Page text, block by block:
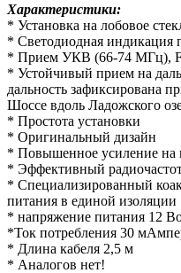
Характеристики:
* Установка на лобовое
* Светодиодная индикация
* Прием УКВ (66-74 МГц),
* Устойчивый прием на
дальность зафиксирована
Шоссе вдоль Ладожского
* Простота установки
* Оригинальный дизайн
* Повышенное усиление на
* Эффективный
* Специализированный
питания в единой изоляции
* напряжение питания 12
*Ток потребления 30
* Длина кабеля 2,5 м
* Аналогов нет!